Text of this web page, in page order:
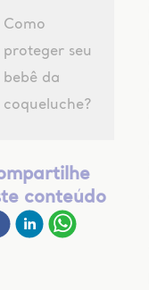
Como
proteger seu
bebê da
coqueluche?
conteúdo